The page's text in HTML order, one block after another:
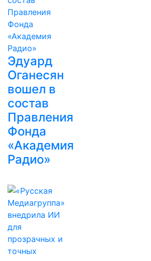
Эдуард
Оганесян
вошел в
состав
Правления
Фонда
«Академия
Радио»